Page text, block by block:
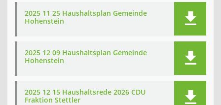
2025 11 25 Haushaltsplan Gemeinde
Hohenstein
2025 12 09 Haushaltsplan Gemeinde
Hohenstein
2025 12 15 Haushaltsrede 2026 CDU
Fraktion Stettler